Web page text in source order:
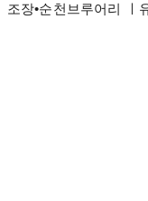
조장•순천브루어리 ㅣ